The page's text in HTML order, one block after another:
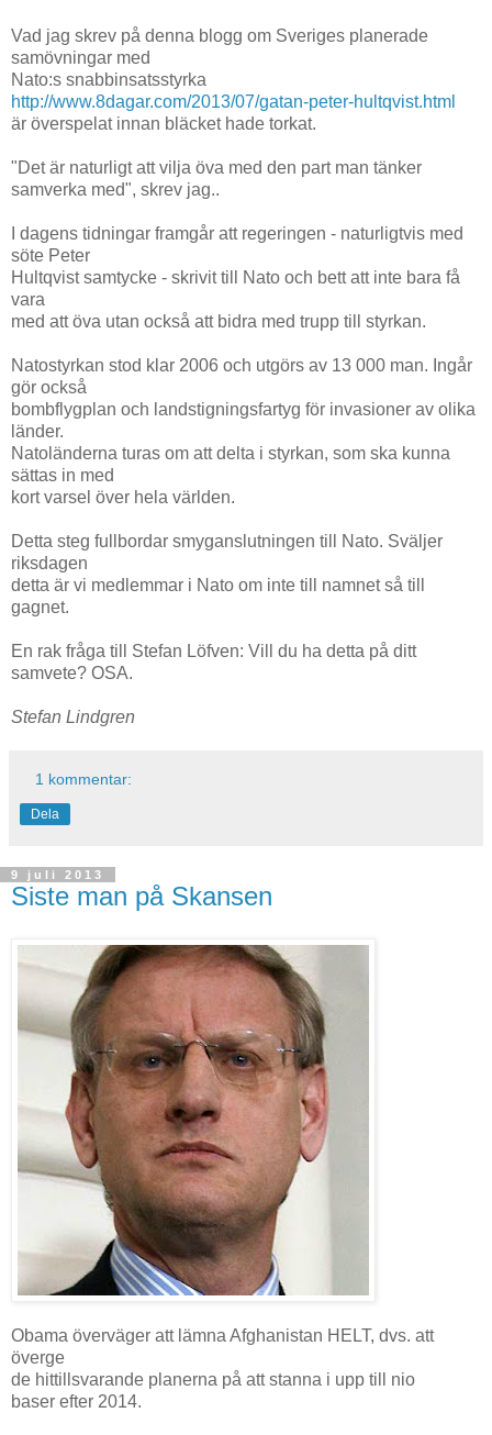
Vad jag skrev på denna blogg om Sveriges planerade
samövningar med
Nato:s snabbinsatsstyrka
http://www.8dagar.com/2013/07/gatan-peter-hultqvist.html
är överspelat innan bläcket hade torkat.
"Det är naturligt att vilja öva med den part man tänker
samverka med", skrev jag..
I dagens tidningar framgår att regeringen - naturligtvis med
söte Peter
Hultqvist samtycke - skrivit till Nato och bett att inte bara få
vara
med att öva utan också att bidra med trupp till styrkan.
Natostyrkan stod klar 2006 och utgörs av 13 000 man. Ingår
gör också
bombflygplan och landstigningsfartyg för invasioner av olika
länder.
Natoländerna turas om att delta i styrkan, som ska kunna
sättas in med
kort varsel över hela världen.
Detta steg fullbordar smyganslutningen till Nato. Sväljer
riksdagen
detta är vi medlemmar i Nato om inte till namnet så till
gagnet.
En rak fråga till Stefan Löfven: Vill du ha detta på ditt
samvete? OSA.
Stefan Lindgren
1 kommentar:
Dela
9 juli 2013
Siste man på Skansen
Obama överväger att lämna Afghanistan HELT, dvs. att
överge
de hittillsvarande planerna på att stanna i upp till nio
baser efter 2014.